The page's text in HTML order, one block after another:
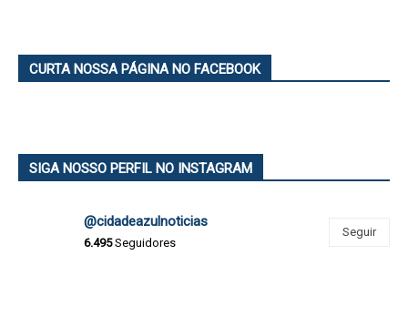
CURTA NOSSA PÁGINA NO FACEBOOK
SIGA NOSSO PERFIL NO INSTAGRAM
@cidadeazulnoticias
6.495Seguidores
Seguir